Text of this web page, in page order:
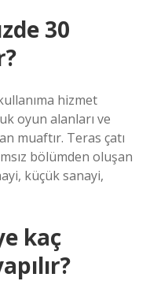
30
hizmet
oyun alanları ve
muaftır. Teras çatı
bölümden oluşan
küçük sanayi,
kaç